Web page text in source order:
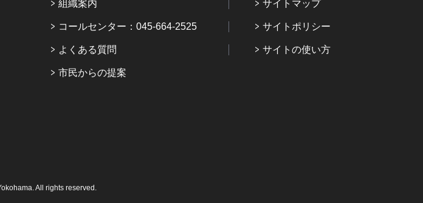
組織案内
コールセンター：045-664-2525
よくある質問
市民からの提案
サイトマップ
サイトポリシー
サイトの使い方
All rights reserved.